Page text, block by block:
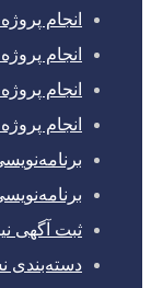
انجام
انجام
انجام
انجام
ثبت آگهی
دسته‌بندی